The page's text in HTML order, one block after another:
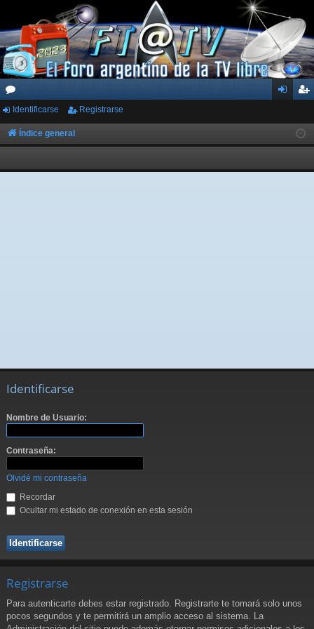
or
os
ar
ist
rs
Identificarse Registrarse
Índice general
Identificarse
Nombre de Usuario:
Contraseña:
Olvidé mi contraseña
Recordar
Ocultar mi estado de conexión en esta sesión
Registrarse
Para autenticarte debes estar registrado. Registrarte te tomará solo unos
pocos segundos y te permitirá un amplio acceso al sistema. La